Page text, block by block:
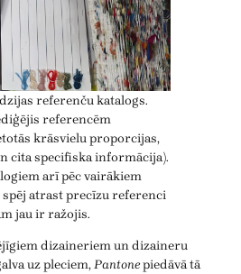
referenču katalogs.
referencēm
krāsvielu proporcijas,
cita specifiska informācija).
arī pēc vairākiem
atrast precīzu referenci
jau ir ražojis.
dizaineriem un dizaineru
uz pleciem,Pantonepiedāvā tā